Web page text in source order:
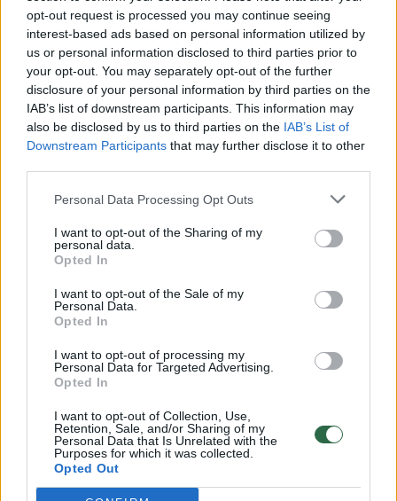
opt-out request is processed you may continue seeing
interest-based ads based on personal information utilized by
us or personal information disclosed to third parties prior to
your opt-out. You may separately opt-out of the further
disclosure of your personal information by third parties on the
IAB’s list of downstream participants. This information may
also be disclosed by us to third parties on the IAB’s List of
Downstream Participants that may further disclose it to other
Personal Data Processing Opt Outs
I want to opt-out of the Sharing of my
personal data.
Opted In
I want to opt-out of the Sale of my
Personal Data.
Opted In
I want to opt-out of processing my
Personal Data for Targeted Advertising.
Opted In
I want to opt-out of Collection, Use,
Retention, Sale, and/or Sharing of my
Personal Data that Is Unrelated with the
Purposes for which it was collected.
Opted Out
Ataskaitoje rašoma, kad Christy Holly, kuris
treniravo „Sky Blue“ komandą pusę sezono
2016 metais, paliko šią darbo vietą po to, kai
sulaukė skundų apie žodinį smurtą ir
netinkamus santykius darbe.
komanda pasamdė trenerį Ch. Holly. Čia ir vėl
kartojosi verbalinis ir emocinis smurtas. Jis
buvo atleistas tada, kai seksualiai
priekabiavo ir grabinėjo žaidėją.
Išplatintame pranešime NWSL žadėjo
„sisteminę reformą“ tam, kad lyga taptų
„saugi ir profesionali vieta treniruotis ir
varžytis“. Lyga taip pat pripažino moterų
patirtą „nerimą ir psichologinę įtampą“.